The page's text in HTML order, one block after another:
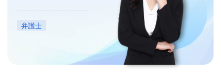
弁護士